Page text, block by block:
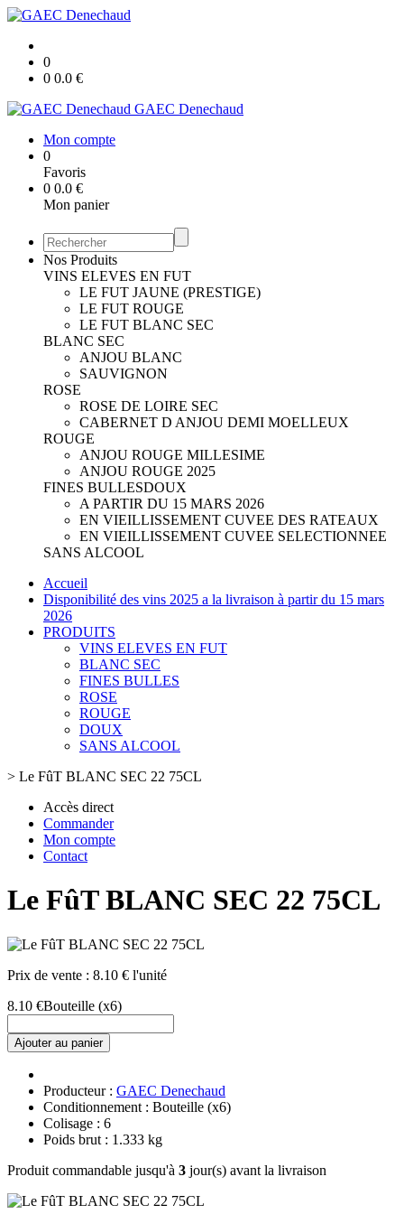
0
0 0.0 €
GAEC Denechaud
Mon compte
0
Favoris
0 0.0 €
Mon panier
Nos Produits
VINS ELEVES EN FUT
LE FUT JAUNE (PRESTIGE)
LE FUT ROUGE
LE FUT BLANC SEC
BLANC SEC
ANJOU BLANC
SAUVIGNON
ROSE
ROSE DE LOIRE SEC
CABERNET D ANJOU DEMI MOELLEUX
ROUGE
ANJOU ROUGE MILLESIME
ANJOU ROUGE 2025
FINES BULLESDOUX
A PARTIR DU 15 MARS 2026
EN VIEILLISSEMENT CUVEE DES RATEAUX
EN VIEILLISSEMENT CUVEE SELECTIONNEE
SANS ALCOOL
Accueil
Disponibilité des vins 2025 a la livraison à partir du 15 mars
2026
PRODUITS
VINS ELEVES EN FUT
BLANC SEC
FINES BULLES
ROSE
ROUGE
DOUX
SANS ALCOOL
> Le FûT BLANC SEC 22 75CL
Accès direct
Commander
Mon compte
Contact
Le FûT BLANC SEC 22 75CL
Prix de vente : 8.10 € l'unité
8.10 €Bouteille (x6)
Ajouter au panier
Producteur : GAEC Denechaud
Conditionnement : Bouteille (x6)
Colisage : 6
Poids brut : 1.333 kg
Produit commandable jusqu'à 3 jour(s) avant la livraison